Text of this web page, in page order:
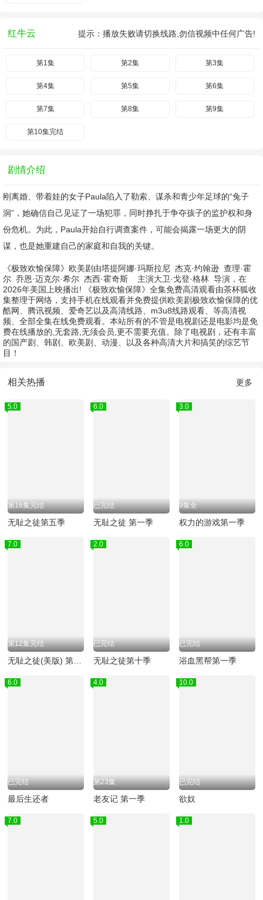
红牛云 提示：播放失败请切换线路,勿信视频中任何广告!
第1集 第2集 第3集
第4集 第5集 第6集
第7集 第8集 第9集
第10集完结
剧情介绍
刚离婚、带着娃的女子Paula陷入了勒索、谋杀和青少年足球的“兔子
洞”，她确信自己见证了一场犯罪，同时挣扎于争夺孩子的监护权和身
份危机。为此，Paula开始自行调查案件，可能会揭露一场更大的阴
谋，也是她重建自己的家庭和自我的关键。
《极致欢愉保障》欧美剧由塔提阿娜·玛斯拉尼 杰克·约翰逊 查理·霍
尔 乔恩·迈克尔·希尔 杰西·霍奇斯 主演大卫·戈登·格林 导演，在
2026年美国上映播出! 《极致欢愉保障》全集免费高清观看由茶杯狐收
集整理于网络，支持手机在线观看并免费提供欧美剧极致欢愉保障的优
酷网、腾讯视频、爱奇艺以及高清线路、m3u8线路观看、等高清视
频、全部全集在线免费观看。本站所有的不管是电视剧还是电影均是免
费在线播放的,无套路,无须会员,更不需要充值。除了电视剧，还有丰富
的国产剧、韩剧、欧美剧、动漫、以及各种高清大片和搞笑的综艺节
目！
相关热播 更多
5.0
第16集完结
无耻之徒第五季
6.0
已完结
无耻之徒 第一季
3.0
9集全
权力的游戏第一季
7.0
第12集完结
2.0
已完结
无耻之徒第十季
6.0
已完结
浴血黑帮第一季
6.0
已完结
最后生还者
4.0
第23集
老友记 第一季
10.0
已完结
欲奴
7.0 5.0 1.0